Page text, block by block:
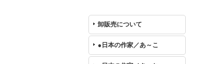
卸販売について
●日本の作家／あ～こ